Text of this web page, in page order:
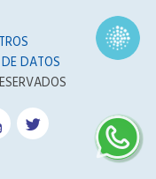
DATOS